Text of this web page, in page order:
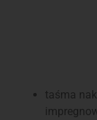
taśma